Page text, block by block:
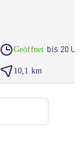
Geöffnet bis 20
10,1 km